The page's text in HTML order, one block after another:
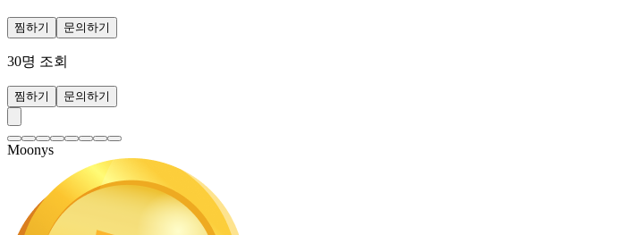
찜하기 문의하기
30명 조회
찜하기 문의하기
Moonys